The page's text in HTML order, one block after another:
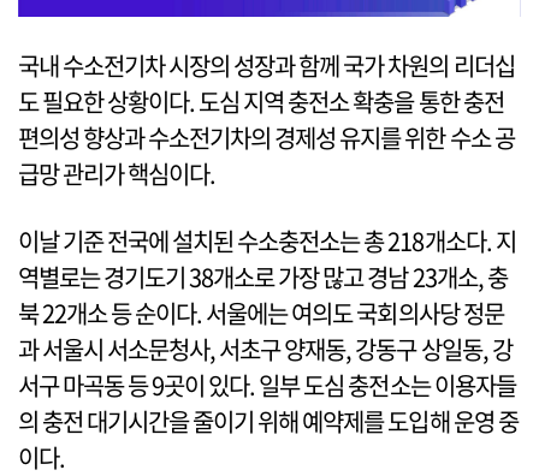
국내 수소전기차 시장의 성장과 함께 국가 차원의 리더십
도 필요한 상황이다. 도심 지역 충전소 확충을 통한 충전
편의성 향상과 수소전기차의 경제성 유지를 위한 수소 공
급망 관리가 핵심이다.
이날 기준 전국에 설치된 수소충전소는 총 218개소다. 지
역별로는 경기도기 38개소로 가장 많고 경남 23개소, 충
북 22개소 등 순이다. 서울에는 여의도 국회의사당 정문
과 서울시 서소문청사, 서초구 양재동, 강동구 상일동, 강
서구 마곡동 등 9곳이 있다. 일부 도심 충전소는 이용자들
의 충전 대기시간을 줄이기 위해 예약제를 도입해 운영 중
이다.